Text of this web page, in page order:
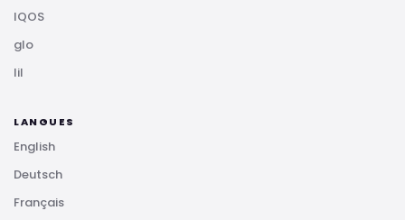
IQOS
glo
lil
LANGUES
English
Deutsch
Français